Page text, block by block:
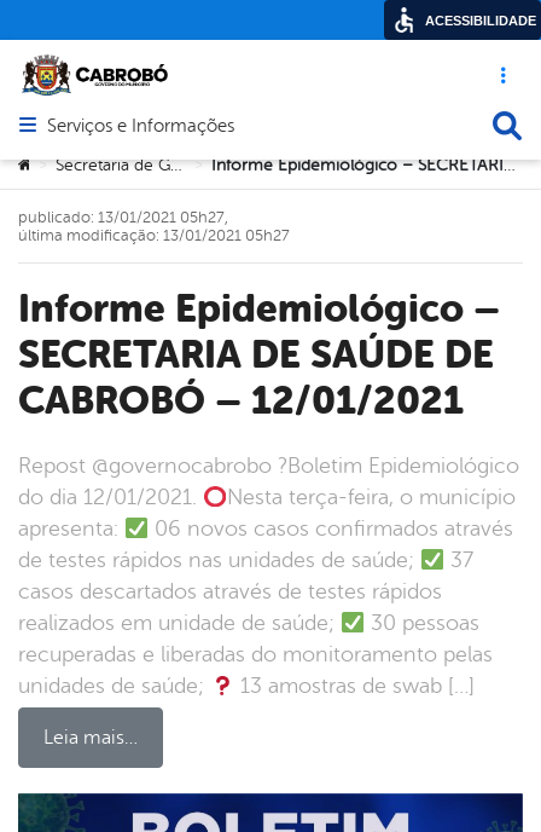
Acesso
Abrir menu principal de navegação
Serviços e Informações
Você está aqui:
> Secretaria de Governo > Informe Epidemiológico – SECRETARIA DE SAÚDE DE CABROBÓ – 12/01/2021
Informe Epidemiológico –
SECRETARIA DE SAÚDE DE
CABROBÓ – 12/01/2021
repost @governocabrobo ?Boletim Epidemiológico
do dia 12/01/2021.
Nesta terça-feira, o município
apresenta:
06 novos casos confirmados através
de testes rápidos nas unidades de saúde;
37
casos descartados através de testes rápidos
realizados em unidade de saúde;
30 pessoas
recuperadas e liberadas do monitoramento pelas
unidades de saúde;
13 amostras de swab […]
Leia mais…
publicado: 13/01/2021 05h27,
última modificação: 13/01/2021 05h27
ACESSIBILIDADE